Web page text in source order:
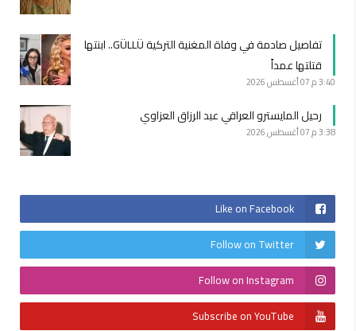
تفاصيل صادمة في وفاة المغنية التركية GÜLLÜ.. ابنتها
قتلتها عمداً
3:40 م 07 أغسطس 2026
رحيل المايسترو العراقي عبد الرزاق العزاوي
3:38 م 07 أغسطس 2026
Like on Facebook
Follow on Twitter
Follow on Instagram
Subscribe on YouTube